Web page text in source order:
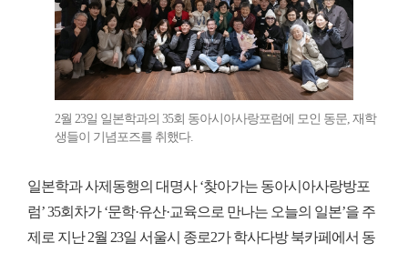
2월 23일 일본학과의 35회 동아시아사랑포럼에 모인 동문, 재학
생들이 기념포즈를 취했다.
일본학과 사제동행의 대명사 ‘찾아가는 동아시아사랑방포
럼’ 35회차가 ‘문학·유산·교육으로 만나는 오늘의 일본’을 주
제로 지난 2월 23일 서울시 종로2가 학사다방 북카페에서 동